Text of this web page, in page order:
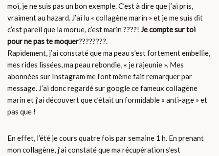
moi, je ne suis pas un bon exemple. C’est à dire que j’ai pris,
vraiment au hazard. J’ai lu « collagène marin » et je me suis dit
c’est pareil que la morue, c’est marin ????! Je compte sur toi
pour ne pas te moquer????????.
Rapidement, j’ai constaté que ma peau s’est fortement embellie,
mes rides lissées, ma peau rebondie, « je rajeunie ». Mes
abonnées sur Instagram me l’ont même fait remarquer par
message. J’ai donc regardé sur google ce fameux collagène
marin et j’ai découvert que c’était un formidable « anti-age » et
pas que !
En effet, l’été je cours quatre fois par semaine 1 h. En prenant
mon collagène, j’ai constaté que ma récupération s’est